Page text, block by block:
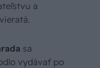
a
sa
vydávať po